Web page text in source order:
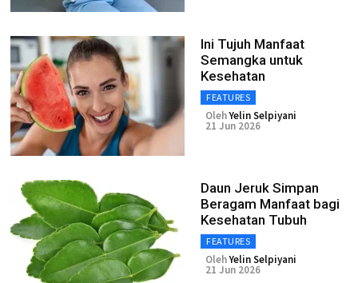
Ini Tujuh Manfaat
Semangka untuk
Kesehatan
FEATURES
OlehYelin Selpiyani
21 Jun 2026
Daun Jeruk Simpan
Beragam Manfaat bagi
Kesehatan Tubuh
FEATURES
OlehYelin Selpiyani
21 Jun 2026